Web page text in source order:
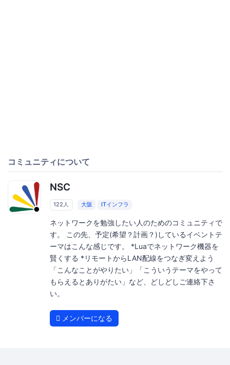
コミュニティについて
NSC
122人 大阪 ITインフラ
ネットワークを勉強したい人のためのコミュニティで
す。 この先、予定(希望？計画？)しているイベントテ
ーマはこんな感じです。 *Luaでネットワーク機器を
賢くする *リモートからLAN配線をつなぎ変えよう
「こんなことがやりたい」「こういうテーマをやって
もらえるとありがたい」など、どしどしご連絡下さ
い。
メンバーになる